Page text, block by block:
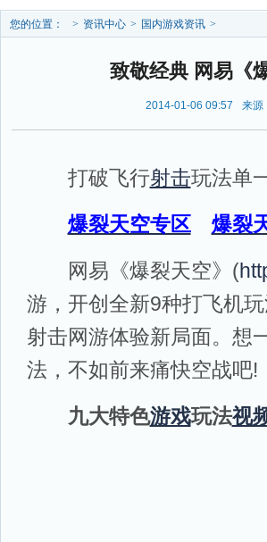
您的位置： > 资讯中心 > 国内游戏资讯 >
致敬经典 网易《
2014-01-06 09:57 来源
打破飞行射击玩法单
爆裂天空专区
爆裂
网易《爆裂天空》(
游，开创全新9种打飞机
射击网游体验新局面。想
法，不如前来痛快空战吧!
九大特色游戏玩法视